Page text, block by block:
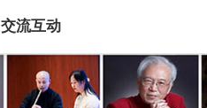
交流互动